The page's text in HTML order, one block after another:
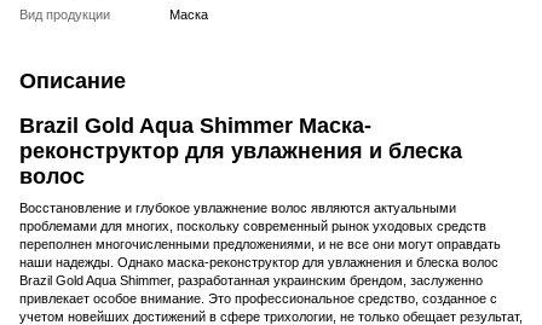
Вид продукции
Маска
Описание
Brazil Gold Aqua Shimmer Маска-
реконструктор для увлажнения и блеска
волос
Восстановление и глубокое увлажнение волос являются актуальными
проблемами для многих, поскольку современный рынок уходовых средств
переполнен многочисленными предложениями, и не все они могут оправдать
наши надежды. Однако маска-реконструктор для увлажнения и блеска волос
Brazil Gold Aqua Shimmer, разработанная украинским брендом, заслуженно
привлекает особое внимание. Это профессиональное средство, созданное с
учетом новейших достижений в сфере трихологии, не только обещает результат,